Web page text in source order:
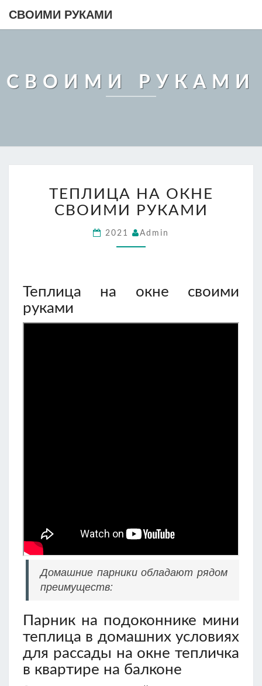
СВОИМИ РУКАМИ
СВОИМИ РУКАМИ
НА
ОКНЕ
СВОИМИ
РУКАМИ
ТЕПЛИЦА НА ОКНЕ
СВОИМИ РУКАМИ
2021 Admin
Теплица на окне своими
руками
Домашние парники обладают рядом
преимуществ:
Парник на подоконнике мини
теплица в домашних условиях
для рассады на окне тепличка
в квартире на балконе